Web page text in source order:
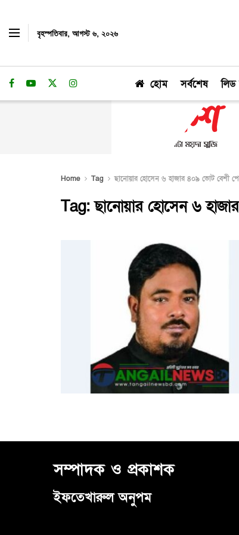
বৃহস্পতিবার, আগস্ট ৬, ২০২৬
হোম সর্বশেষ
Home Tag ছানোয়ার হোসেন ৬ হাজার ৪০৯ ভোট বেশী
Tag:ছানোয়ার হোসেন ৬
সম্পাদক ও প্রকাশক
ইফতেখারুল অনুপম